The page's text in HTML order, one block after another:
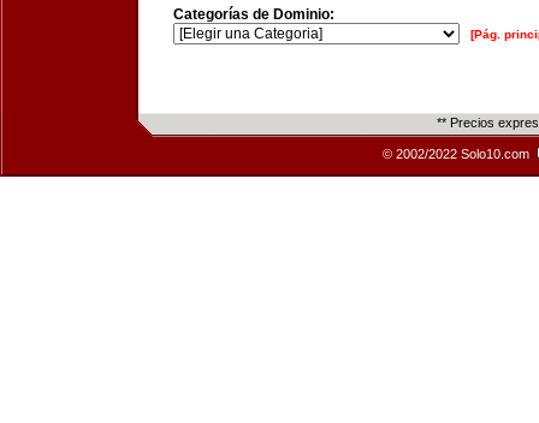
Categorías de Dominio:
[Pág.
** Precios
© 2002/2022 Solo10.com